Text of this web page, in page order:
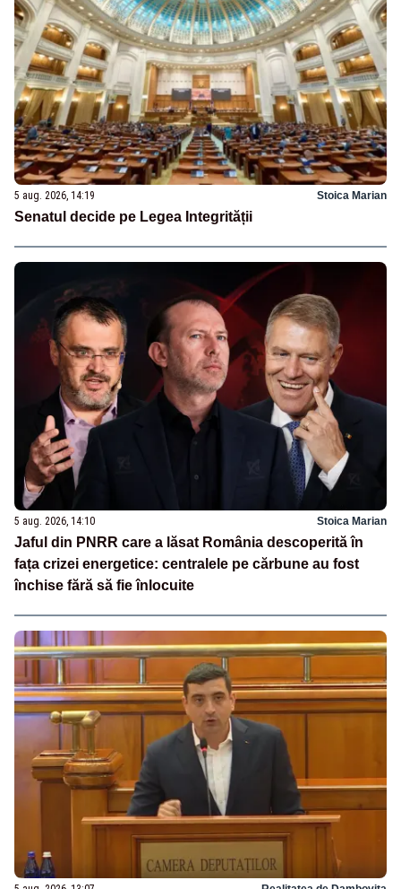
5 aug. 2026, 14:19 Stoica Marian
Senatul decide pe Legea Integrității
5 aug. 2026, 14:10 Stoica Marian
Jaful din PNRR care a lăsat România descoperită în
fața crizei energetice: centralele pe cărbune au fost
închise fără să fie înlocuite